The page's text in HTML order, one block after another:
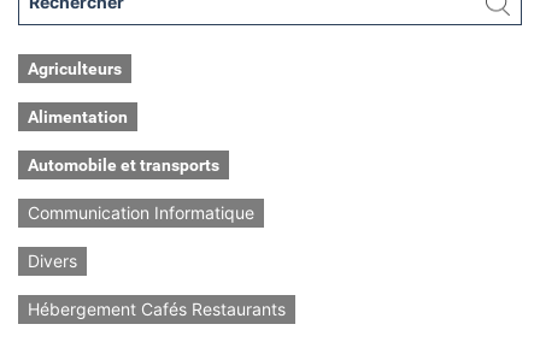
Agriculteurs
Alimentation
Automobile et transports
Communication Informatique
Divers
Hébergement Cafés Restaurants